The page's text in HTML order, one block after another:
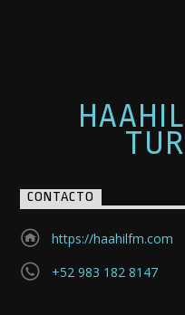
CONTACTO
https://haahilfm.com
+52 983 182 8147